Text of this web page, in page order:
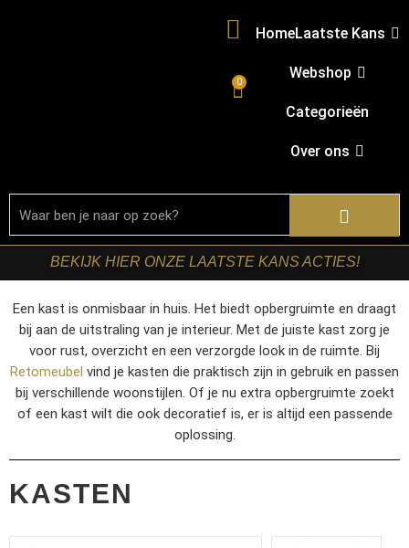
0
HomeLaatste Kans
Webshop
Categorieën
Over ons
BEKIJK HIER ONZE LAATSTE KANS ACTIES!
Een kast is onmisbaar in huis. Het biedt opbergruimte en draagt
bij aan de uitstraling van je interieur. Met de juiste kast zorg je
voor rust, overzicht en een verzorgde look in de ruimte. Bij
Retomeubel vind je kasten die praktisch zijn in gebruik en passen
bij verschillende woonstijlen. Of je nu extra opbergruimte zoekt
of een kast wilt die ook decoratief is, er is altijd een passende
oplossing.
KASTEN